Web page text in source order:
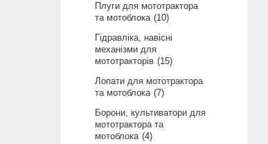
Плуги для мототрактора
та мотоблока
10
Гідравліка, навісні
механізми для
мототракторів
15
Лопати для мототрактора
та мотоблока 7
Борони, культиватори для
мототрактора та
мотоблока 4